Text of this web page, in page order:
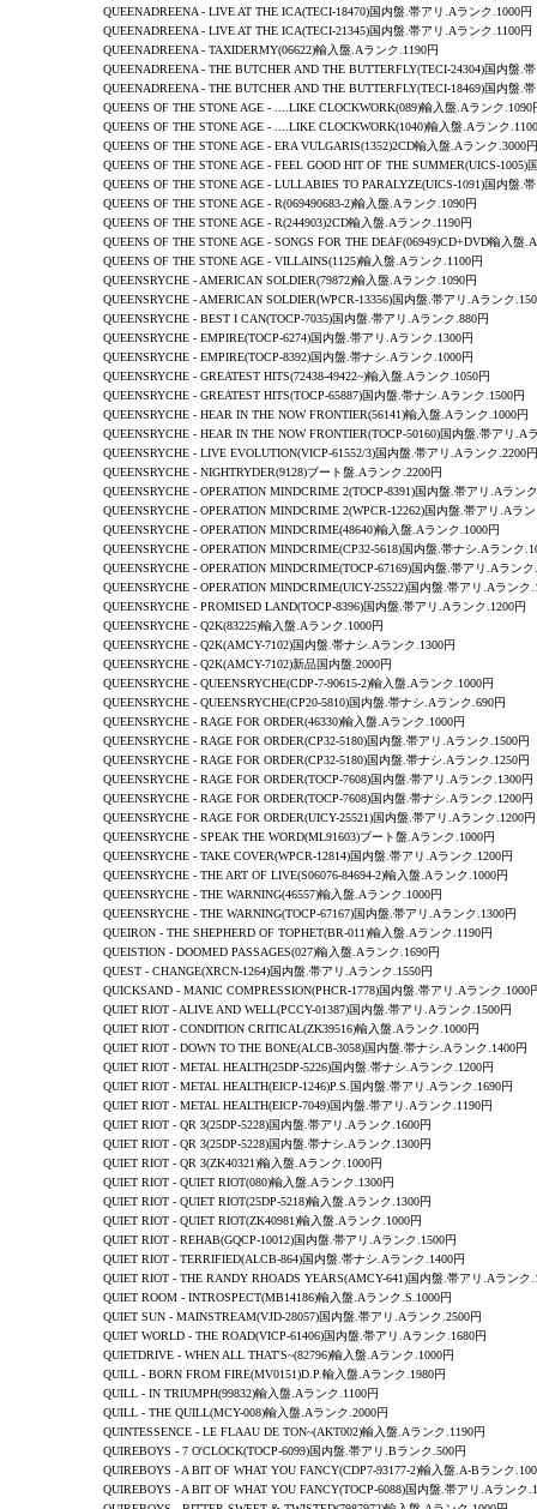
QUEENADREENA - LIVE AT THE ICA(TECI-18470)国内盤.帯アリ.Aランク.1000円
QUEENADREENA - LIVE AT THE ICA(TECI-21345)国内盤.帯アリ.Aランク.1100円
QUEENADREENA - TAXIDERMY(06622)輸入盤.Aランク.1190円
QUEENADREENA - THE BUTCHER AND THE BUTTERFLY(TECI-24304)国内盤.
QUEENADREENA - THE BUTCHER AND THE BUTTERFLY(TECI-18469)国内盤.
QUEENS OF THE STONE AGE - ....LIKE CLOCKWORK(089)輸入盤.Aランク.1090
QUEENS OF THE STONE AGE - ....LIKE CLOCKWORK(1040)輸入盤.Aランク
QUEENS OF THE STONE AGE - ERA VULGARIS(1352)2CD輸入盤.Aランク.3000円
QUEENS OF THE STONE AGE - FEEL GOOD HIT OF THE SUMMER(UICS-
QUEENS OF THE STONE AGE - LULLABIES TO PARALYZE(UICS-1091)国内盤.
QUEENS OF THE STONE AGE - R(069490683-2)輸入盤.Aランク.1090円
QUEENS OF THE STONE AGE - R(244903)2CD輸入盤.Aランク.1190円
QUEENS OF THE STONE AGE - SONGS FOR THE DEAF(06949)CD+DVD輸入盤
QUEENS OF THE STONE AGE - VILLAINS(1125)輸入盤.Aランク.1100円
QUEENSRYCHE - AMERICAN SOLDIER(79872)輸入盤.Aランク.1090円
QUEENSRYCHE - AMERICAN SOLDIER(WPCR-13356)国内盤.帯アリ.Aランク
QUEENSRYCHE - BEST I CAN(TOCP-7035)国内盤.帯アリ.Aランク.880円
QUEENSRYCHE - EMPIRE(TOCP-6274)国内盤.帯アリ.Aランク.1300円
QUEENSRYCHE - EMPIRE(TOCP-8392)国内盤.帯ナシ.Aランク.1000円
QUEENSRYCHE - GREATEST HITS(72438-49422~)輸入盤.Aランク.1050円
QUEENSRYCHE - GREATEST HITS(TOCP-65887)国内盤.帯ナシ.Aランク.1500円
QUEENSRYCHE - HEAR IN THE NOW FRONTIER(56141)輸入盤.Aランク.1000円
QUEENSRYCHE - HEAR IN THE NOW FRONTIER(TOCP-50160)国内盤.帯アリ.A
QUEENSRYCHE - LIVE EVOLUTION(VICP-61552/3)国内盤.帯アリ.Aランク.2200円
QUEENSRYCHE - NIGHTRYDER(9128)ブート盤.Aランク.2200円
QUEENSRYCHE - OPERATION MINDCRIME 2(TOCP-8391)国内盤.帯アリ.Aラン
QUEENSRYCHE - OPERATION MINDCRIME 2(WPCR-12262)国内盤.帯アリ.Aラ
QUEENSRYCHE - OPERATION MINDCRIME(48640)輸入盤.Aランク.1000円
QUEENSRYCHE - OPERATION MINDCRIME(CP32-5618)国内盤.帯ナシ.Aランク
QUEENSRYCHE - OPERATION MINDCRIME(TOCP-67169)国内盤.帯アリ.Aランク
QUEENSRYCHE - OPERATION MINDCRIME(UICY-25522)国内盤.帯アリ.Aランク
QUEENSRYCHE - PROMISED LAND(TOCP-8396)国内盤.帯アリ.Aランク.1200円
QUEENSRYCHE - Q2K(83225)輸入盤.Aランク.1000円
QUEENSRYCHE - Q2K(AMCY-7102)国内盤.帯ナシ.Aランク.1300円
QUEENSRYCHE - Q2K(AMCY-7102)新品国内盤.2000円
QUEENSRYCHE - QUEENSRYCHE(CDP-7-90615-2)輸入盤.Aランク.1000円
QUEENSRYCHE - QUEENSRYCHE(CP20-5810)国内盤.帯ナシ.Aランク.690円
QUEENSRYCHE - RAGE FOR ORDER(46330)輸入盤.Aランク.1000円
QUEENSRYCHE - RAGE FOR ORDER(CP32-5180)国内盤.帯アリ.Aランク.1500円
QUEENSRYCHE - RAGE FOR ORDER(CP32-5180)国内盤.帯ナシ.Aランク.1250円
QUEENSRYCHE - RAGE FOR ORDER(TOCP-7608)国内盤.帯アリ.Aランク.1300円
QUEENSRYCHE - RAGE FOR ORDER(TOCP-7608)国内盤.帯ナシ.Aランク.1200円
QUEENSRYCHE - RAGE FOR ORDER(UICY-25521)国内盤.帯アリ.Aランク.1200円
QUEENSRYCHE - SPEAK THE WORD(ML91603)ブート盤.Aランク.1000円
QUEENSRYCHE - TAKE COVER(WPCR-12814)国内盤.帯アリ.Aランク.1200円
QUEENSRYCHE - THE ART OF LIVE(S06076-84694-2)輸入盤.Aランク.1000円
QUEENSRYCHE - THE WARNING(46557)輸入盤.Aランク.1000円
QUEENSRYCHE - THE WARNING(TOCP-67167)国内盤.帯アリ.Aランク.1300円
QUEIRON - THE SHEPHERD OF TOPHET(BR-011)輸入盤.Aランク.1190円
QUEISTION - DOOMED PASSAGES(027)輸入盤.Aランク.1690円
QUEST - CHANGE(XRCN-1264)国内盤.帯アリ.Aランク.1550円
QUICKSAND - MANIC COMPRESSION(PHCR-1778)国内盤.帯アリ.Aランク.1000
QUIET RIOT - ALIVE AND WELL(PCCY-01387)国内盤.帯アリ.Aランク.1500円
QUIET RIOT - CONDITION CRITICAL(ZK39516)輸入盤.Aランク.1000円
QUIET RIOT - DOWN TO THE BONE(ALCB-3058)国内盤.帯ナシ.Aランク.1400円
QUIET RIOT - METAL HEALTH(25DP-5226)国内盤.帯ナシ.Aランク.1200円
QUIET RIOT - METAL HEALTH(EICP-1246)P.S.国内盤.帯アリ.Aランク.1690円
QUIET RIOT - METAL HEALTH(EICP-7049)国内盤.帯アリ.Aランク.1190円
QUIET RIOT - QR 3(25DP-5228)国内盤.帯アリ.Aランク.1600円
QUIET RIOT - QR 3(25DP-5228)国内盤.帯ナシ.Aランク.1300円
QUIET RIOT - QR 3(ZK40321)輸入盤.Aランク.1000円
QUIET RIOT - QUIET RIOT(080)輸入盤.Aランク.1300円
QUIET RIOT - QUIET RIOT(25DP-5218)輸入盤.Aランク.1300円
QUIET RIOT - QUIET RIOT(ZK40981)輸入盤.Aランク.1000円
QUIET RIOT - REHAB(GQCP-10012)国内盤.帯アリ.Aランク.1500円
QUIET RIOT - TERRIFIED(ALCB-864)国内盤.帯ナシ.Aランク.1400円
QUIET RIOT - THE RANDY RHOADS YEARS(AMCY-641)国内盤.帯アリ.Aランク
QUIET ROOM - INTROSPECT(MB14186)輸入盤.Aランク.S.1000円
QUIET SUN - MAINSTREAM(VJD-28057)国内盤.帯アリ.Aランク.2500円
QUIET WORLD - THE ROAD(VICP-61406)国内盤.帯アリ.Aランク.1680円
QUIETDRIVE - WHEN ALL THAT'S~(82796)輸入盤.Aランク.1000円
QUILL - BORN FROM FIRE(MV0151)D.P.輸入盤.Aランク.1980円
QUILL - IN TRIUMPH(99832)輸入盤.Aランク.1100円
QUILL - THE QUILL(MCY-008)輸入盤.Aランク.2000円
QUINTESSENCE - LE FLAAU DE TON~(AKT002)輸入盤.Aランク.1190円
QUIREBOYS - 7 O'CLOCK(TOCP-6099)国内盤.帯アリ.Bランク.500円
QUIREBOYS - A BIT OF WHAT YOU FANCY(CDP7-93177-2)輸入盤.A-Bランク
QUIREBOYS - A BIT OF WHAT YOU FANCY(TOCP-6088)国内盤.帯アリ.Aランク